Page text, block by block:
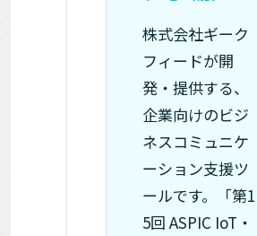
株式会社ギーク
フィードが開
発・提供する、
企業向けのビジ
ネスコミュニケ
ーション支援ツ
ールです。「第1
5回 ASPIC IoT・